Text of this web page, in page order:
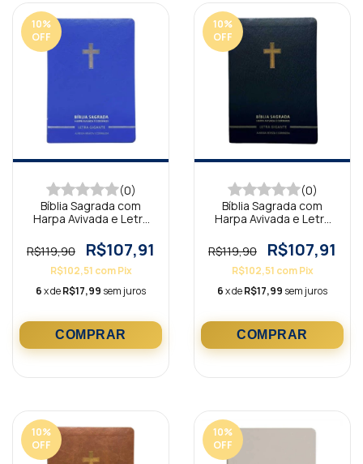
10%
OFF
(0)
Bíblia Sagrada com
Harpa Avivada e Letra
Cruz Azul
R$119,90 R$107,91
R$102,51 com Pix
6x deR$17,99 sem juros
10%
OFF
(0)
Bíblia Sagrada com
Harpa Avivada e Letra
Cruz Preta
R$119,90 R$107,91
R$102,51 com Pix
6x deR$17,99 sem juros
10%
OFF
10%
OFF